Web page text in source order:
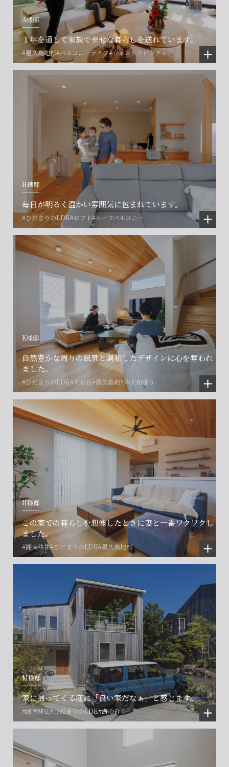
A様邸
１年を通して家族で幸せな暮らしを送れています。
#屋久島地杉#バルコニーライフ#ウィンドウピクチャー
H様邸
毎日が明るく温かい雰囲気に包まれています。
#ひだまりのLDK#ロフト#ルーフバルコニー
K様邸
自然豊かな周りの風景と調和したデザインに心を奪われ
ました。
#ひだまりのLDK#大谷石#屋久島地杉#大和張り
H様邸
この家での暮らしを想像したときに妻と一番ワクワクし
ました。
#湘南移住#ひだまりのLDK#屋久島地杉
M様邸
家に帰ってくる度に「良い家だなぁ」と感じます。
#湘南移住#ひだまりのLDK#海の近く
会社に関することや物件についての
ご相談はこちら
フォームからのお問い合わせ
CONTACT
お電話でのお問い合わせ
0466-24-2478
営業時間9:30~18:30 水曜定休
閉じる
賃貸物件入居者様の
お困りごとのご相談はこちら
解約のお申し込み
CONTACT
プロコール24ご利用の方
0120-073-386
閉じる
土地の活用・賃貸経営に関する
ご相談はこちら
フォームからのお問い合わせ
CONTACT
賃貸管理事業部へのお問い合わせ
0466-24-2478
営業時間9:30~18:30 水曜定休
閉じる